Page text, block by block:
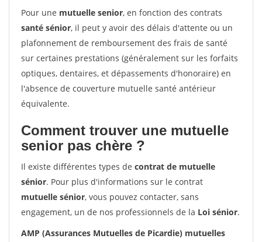
Pour une mutuelle senior, en fonction des contrats
santé sénior, il peut y avoir des délais d'attente ou un
plafonnement de remboursement des frais de santé
sur certaines prestations (généralement sur les forfaits
optiques, dentaires, et dépassements d'honoraire) en
l'absence de couverture mutuelle santé antérieur
équivalente.
Comment trouver une mutuelle
senior pas chère ?
Il existe différentes types de contrat de mutuelle
sénior. Pour plus d'informations sur le contrat
mutuelle sénior, vous pouvez contacter, sans
engagement, un de nos professionnels de la Loi sénior.
AMP (Assurances Mutuelles de Picardie) mutuelles